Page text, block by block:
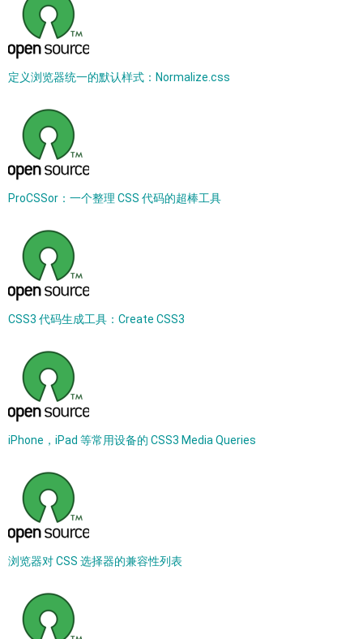
定义浏览器统一的默认样式：Normalize.css
ProCSSor：一个整理 CSS 代码的超棒工具
CSS3 代码生成工具：Create CSS3
iPhone，iPad 等常用设备的 CSS3 Media Queries
浏览器对 CSS 选择器的兼容性列表